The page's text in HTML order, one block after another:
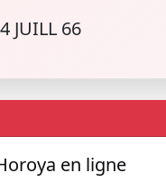
JUILL 66
en ligne